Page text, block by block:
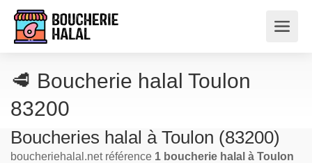
🥩 Boucherie halal Toulon
83200
Boucheries halal à Toulon (83200)
boucheriehalal.net référence 1 boucherie halal à Toulon